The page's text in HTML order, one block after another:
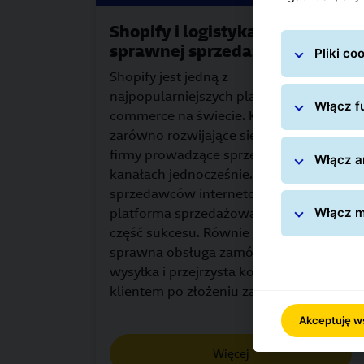
Shopify i logistyka - klucz do
sprawnej sprzedaży online
Shopify jest jedną z
najpopularniejszych platform e-
commerce na świecie. Korzystają z niej
zarówno rozwijające się marki, jak i
firmy prowadzące sprzedaż w wielu
kanałach jednocześnie. Dla
sprzedawców internetowych sama
platforma sprzedażowa to jednak tylko
część sukcesu. Równie ważne są
sprawna obsługa zamówień, wygodna
wysyłka i przejrzysta komunikacja z
klientem po złożeniu zamówienia.
Więcej
Pliki
Włącz
Włącz
Włącz
Akceptuję